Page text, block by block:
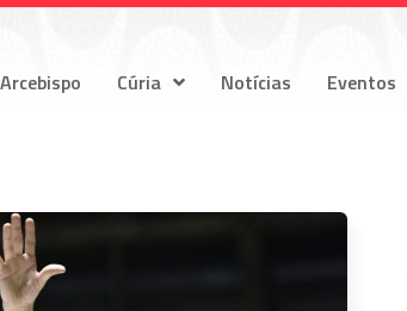
Arcebispo Cúria Notícias Eventos